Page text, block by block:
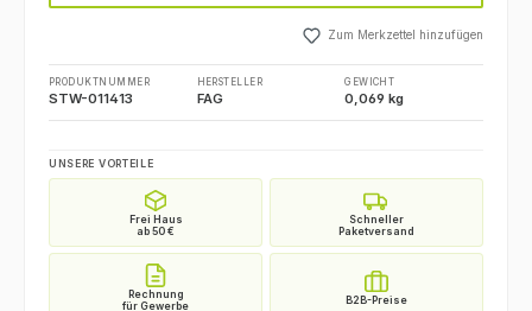
Zum Merkzettel hinzufügen
PRODUKTNUMMER
STW-011413
HERSTELLER
FAG
GEWICHT
0,069 kg
UNSERE VORTEILE